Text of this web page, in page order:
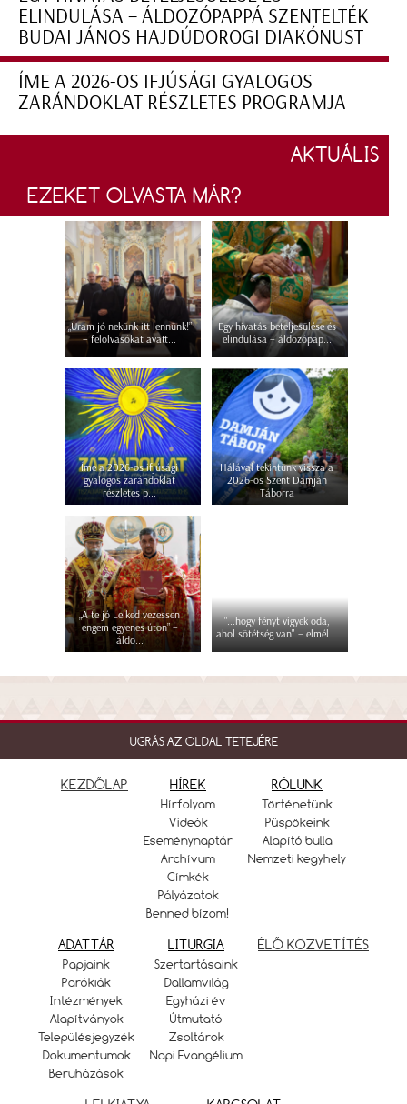
ELINDULÁSA – ÁLDOZÓPAPPÁ SZENTELTÉK
BUDAI JÁNOS HAJDÚDOROGI DIAKÓNUST
ÍME A 2026-OS IFJÚSÁGI GYALOGOS
ZARÁNDOKLAT RÉSZLETES PROGRAMJA
AKTUÁLIS
EZEKET OLVASTA MÁR?
„Uram jó nekünk itt lennünk!”
– felolvasókat avatt...
Egy hivatás beteljesülése és
elindulása – áldozópap...
Íme a 2026-os ifjúsági
gyalogos zarándoklat
részletes p...
Hálával tekintünk vissza a
2026-os Szent Damján
Táborra
„A te jó Lelked vezessen
engem egyenes úton” –
áldo...
"...hogy fényt vigyek oda,
ahol sötétség van" – elmél...
UGRÁS AZ OLDAL TETEJÉRE
KEZDŐLAP HÍREK
Hírfolyam
Videók
Eseménynaptár
Archívum
Címkék
Pályázatok
Benned bízom!
RÓLUNK
Történetünk
Püspökeink
Alapító bulla
Nemzeti kegyhely
ADATTÁR
Papjaink
Parókiák
Intézmények
Alapítványok
Településjegyzék
Dokumentumok
Beruházások
LITURGIA
Szertartásaink
Dallamvilág
Egyházi év
Útmutató
Zsoltárok
Napi Evangélium
ÉLŐ KÖZVETÍTÉS